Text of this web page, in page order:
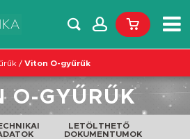
/ Viton O-gyűrűk
O-GYŰRŰK
LETÖLTHETŐ
DOKUMENTUMOK